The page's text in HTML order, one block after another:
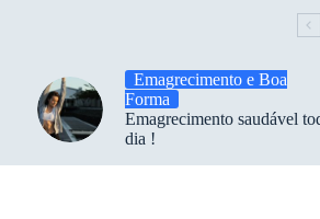
Emagrecimento e Boa
Forma
Emagrecimento saudável
dia !